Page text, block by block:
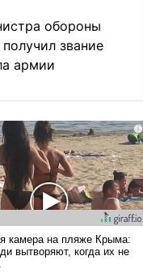
обороны
звание
армии